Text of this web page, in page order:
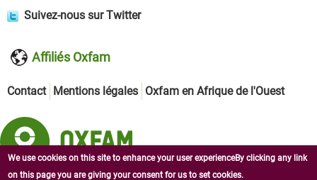
Suivez-nous sur Twitter
Affiliés Oxfam
Contact Mentions légales Oxfam en Afrique de l'Ouest
We use cookies on this site to enhance your user experienceBy clicking any link
on this page you are giving your consent for us to set cookies.